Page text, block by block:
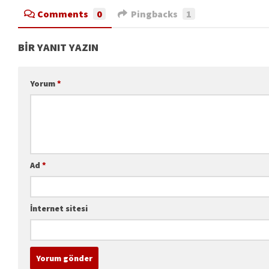
Comments 0 Pingbacks 1
BIR YANIT YAZIN
Yorum*
Ad *
İnternet sitesi